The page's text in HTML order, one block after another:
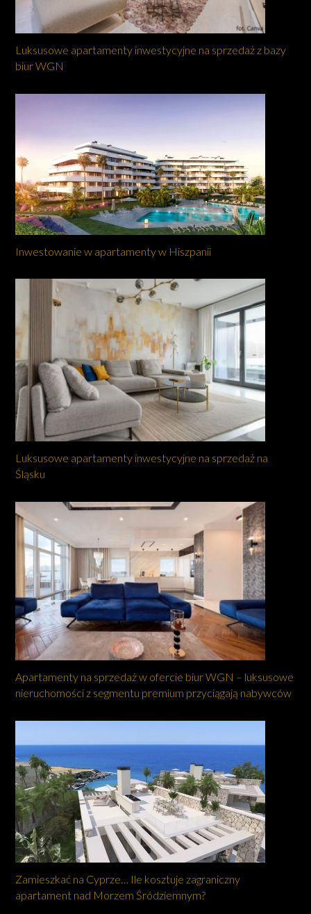
Luksusowe apartamenty inwestycyjne na sprzedaż z bazy
biur WGN
Inwestowanie w apartamenty w Hiszpanii
Luksusowe apartamenty inwestycyjne na sprzedaż na
Śląsku
Apartamenty na sprzedaż w ofercie biur WGN – luksusowe
nieruchomości z segmentu premium przyciągają nabywców
Zamieszkać na Cyprze… Ile kosztuje zagraniczny
apartament nad Morzem Śródziemnym?